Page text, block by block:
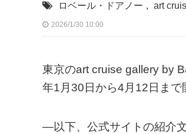
ロベール・ドアノー , art
2026/1/30 10:00
東京のart cruise gallery by
年1月30日から4月12日まで
—以下、公式サイトの紹介